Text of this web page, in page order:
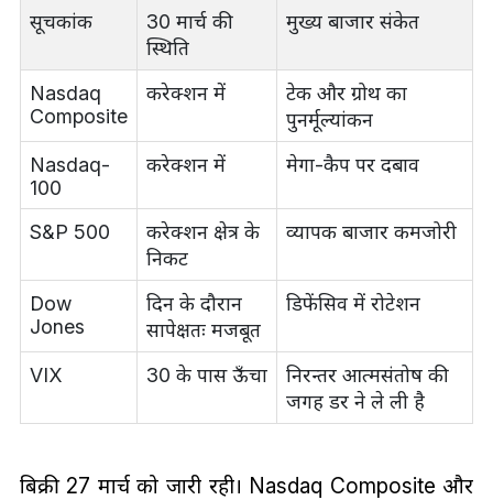
सूचकांक
30 मार्च की
स्थिति
मुख्य बाजार संकेत
Nasdaq
Composite
करेक्शन में
टेक और ग्रोथ का
पुनर्मूल्यांकन
Nasdaq-
100
करेक्शन में मेगा-कैप पर दबाव
S&P 500
करेक्शन क्षेत्र के
निकट
व्यापक बाजार कमजोरी
Dow
Jones
दिन के दौरान
सापेक्षतः मजबूत
डिफेंसिव में रोटेशन
VIX 30 के पास ऊँचा
निरन्तर आत्मसंतोष की
जगह डर ने ले ली है
बिक्री 27 मार्च को जारी रही। Nasdaq Composite और